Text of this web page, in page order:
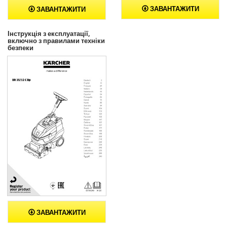
ЗАВАНТАЖИТИ ЗАВАНТАЖИТИ
Інструкція з експлуатації,
включно з правилами техніки
безпеки
ЗАВАНТАЖИТИ